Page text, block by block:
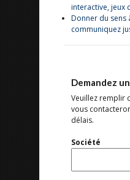
interactive, jeux
Donner du sens
communiquez
Demandez
Veuillez remplir
vous
délais.
Société